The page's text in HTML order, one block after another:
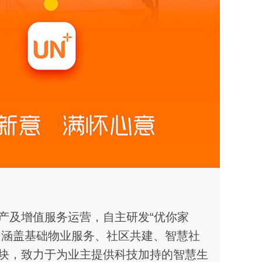
及增值服务运营，自主研发“优你家
盖基础物业服务、社区共建、智慧社
，致力于为业主提供科技加持的智慧生